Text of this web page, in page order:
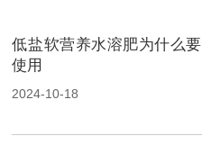
低盐软营养水溶肥为什么要
使用
2024-10-18